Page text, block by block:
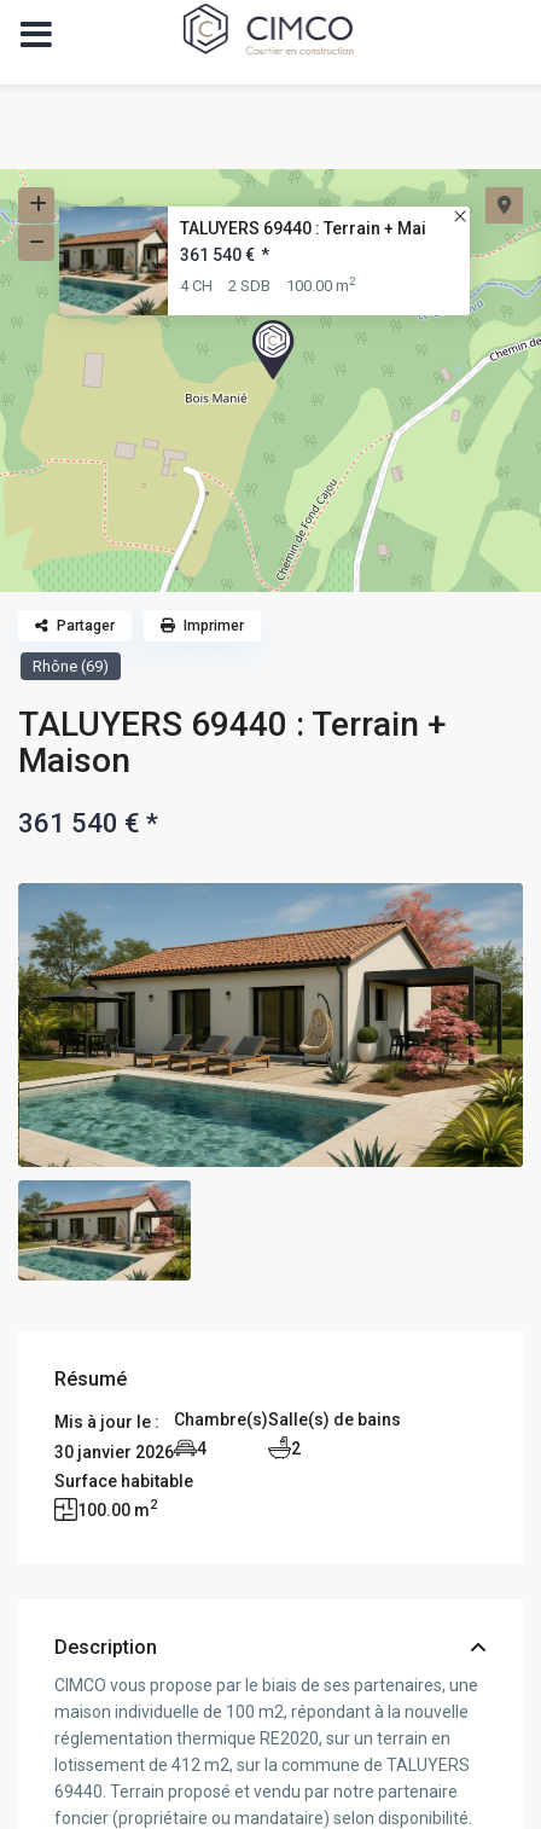
TALUYERS 69440 : Terrain + Mai
361 540 € *
4 CH 2 SDB 100.00 m2
Rhône (69)
TALUYERS 69440 : Terrain +
Maison
361 540 €*
Partager Imprimer
Résumé
Mis à jour le :
30 janvier 2026
Chambre(s)
4
Salle(s) de bains
2
Surface habitable
100.00 m2
Description
CIMCO vous propose par le biais de ses partenaires, une
maison individuelle de 100 m2, répondant à la nouvelle
réglementation thermique RE2020, sur un terrain en
lotissement de 412 m2, sur la commune de TALUYERS
69440. Terrain proposé et vendu par notre partenaire
foncier (propriétaire ou mandataire) selon disponibilité.